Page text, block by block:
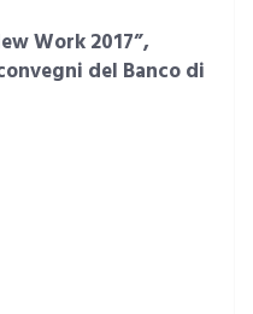
Work 2017”,
del Banco di